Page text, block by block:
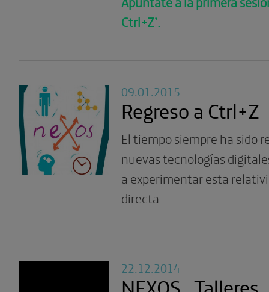
Ctrl+Z’.
09.01.2015
Regreso a Ctrl+Z
El tiempo siempre ha sido
nuevas tecnologías
a experimentar esta
directa.
22.12.2014